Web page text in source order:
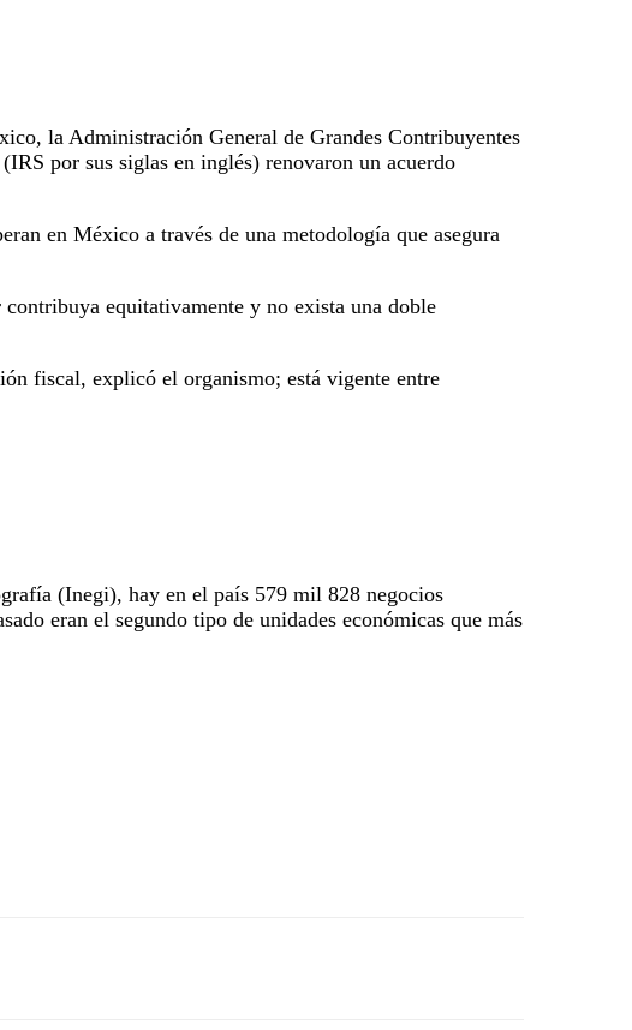
la Administración General de Grandes Contribuyentes
por sus siglas en inglés) renovaron un acuerdo
en México a través de una metodología que asegura
equitativamente y no exista una doble
fiscal, explicó el organismo; está vigente entre
(Inegi), hay en el país 579 mil 828 negocios
eran el segundo tipo de unidades económicas que más